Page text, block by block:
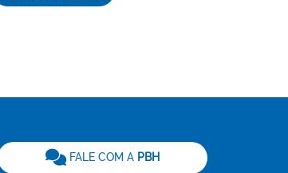
FALE COM A PBH